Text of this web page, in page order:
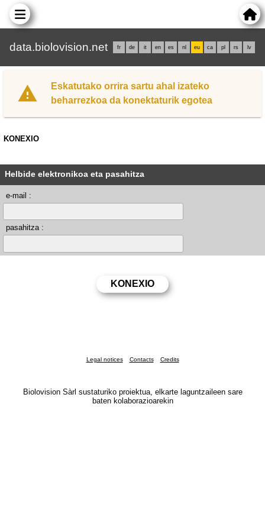
data.biolovision.net fr de it en es nl eu ca pl rs lv
Eskatutako orrira sartu ahal izateko
beharrezkoa da konektaturik egotea
KONEXIO
Helbide elektronikoa eta pasahitza
e-mail :
pasahitza :
Legal notices Contacts Credits
Biolovision Sàrl sustaturiko proiektua, elkarte laguntzaileen sare
baten kolaborazioarekin